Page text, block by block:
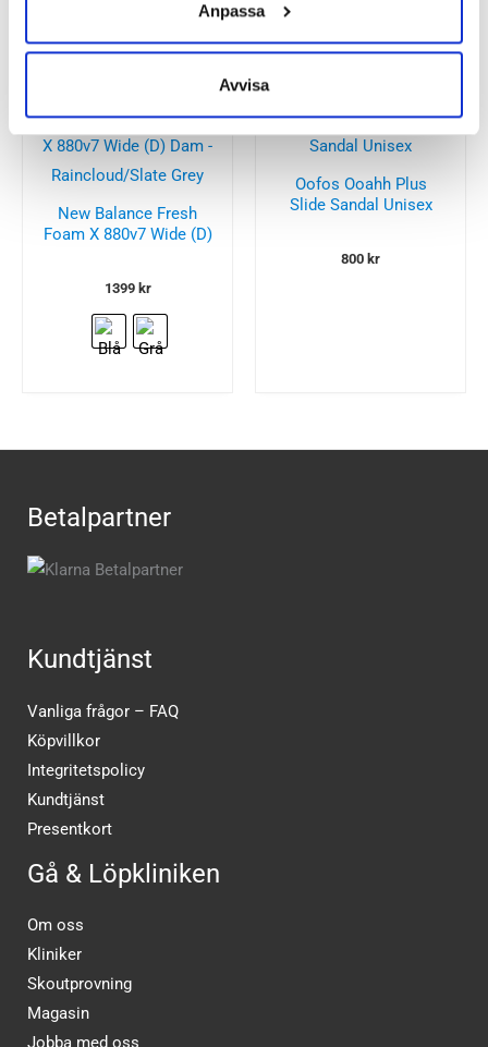
Anpassa
Avvisa
New Balance Fresh
Foam X 880v7 Wide (D)
1399 kr
Oofos Ooahh Plus
Slide Sandal Unisex
800 kr
Betalpartner
Kundtjänst
Vanliga frågor – FAQ
Köpvillkor
Integritetspolicy
Kundtjänst
Presentkort
Gå & Löpkliniken
Om oss
Kliniker
Skoutprovning
Magasin
Jobba med oss